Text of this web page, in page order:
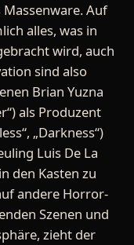
Auf
alles, was in
wird, auch
sind also
Brian Yuzna
als Produzent
„Darkness“)
Luis De La
den Kasten zu
andere Horror-
Szenen und
zieht der